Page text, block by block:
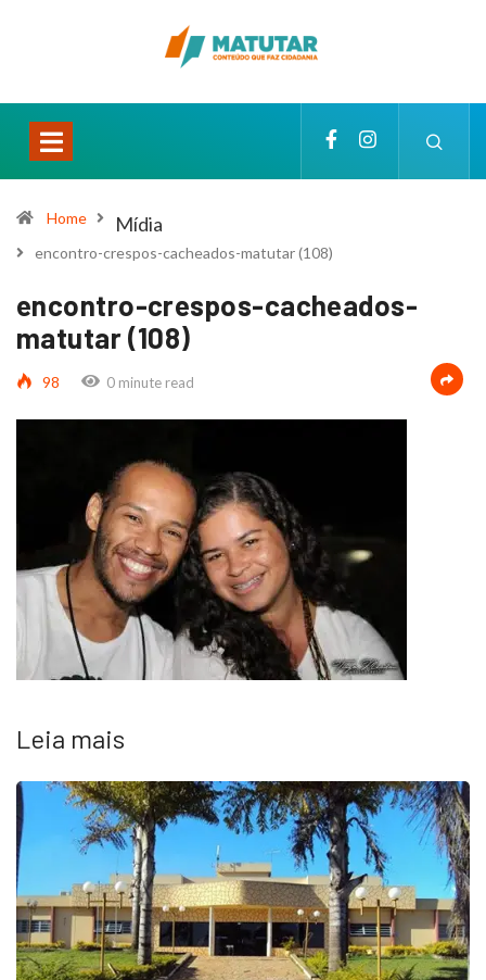
Home Mídia
encontro-crespos-cacheados-matutar (108)
encontro-crespos-cacheados-
matutar (108)
98 0 minute read
Leia mais